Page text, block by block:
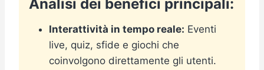
Analisi dei benefici principali:
Interattività in tempo reale: Eventi
live, quiz, sfide e giochi che
coinvolgono direttamente gli utenti.